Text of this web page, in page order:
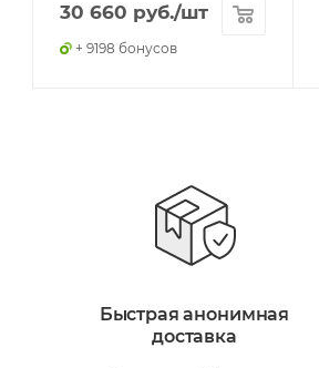
30 660 руб./шт
+ 9198 бонусов
Быстрая анонимная
доставка